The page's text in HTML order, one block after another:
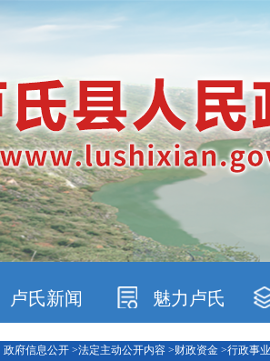
卢氏新闻 魅力卢氏
政府信息公开 >法定主动公开内容 >财政资金 >行政事